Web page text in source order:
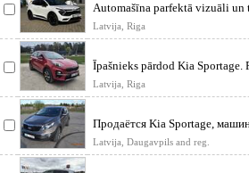
Automašīna parfektā vizuāli
aprīkojumu
Latvija, Riga
Īpašnieks pārdod Kia
autom
Latvija, Riga
Продаётся Kia Sportage,
комплект зап
Latvija, Daugavpils and reg.